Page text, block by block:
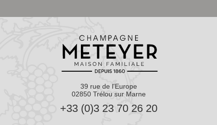
39 rue de l'Europe
02850 Trélou sur Marne
+33 (0)3 23 70 26 20